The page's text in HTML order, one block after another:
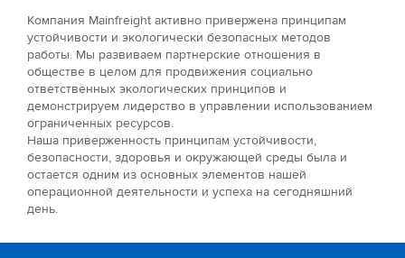
Компания Mainfreight активно привержена принципам
устойчивости и экологически безопасных методов
работы. Мы развиваем партнерские отношения в
обществе в целом для продвижения социально
ответственных экологических принципов и
демонстрируем лидерство в управлении использованием
ограниченных ресурсов.
Наша приверженность принципам устойчивости,
безопасности, здоровья и окружающей среды была и
остается одним из основных элементов нашей
операционной деятельности и успеха на сегодняшний
день.